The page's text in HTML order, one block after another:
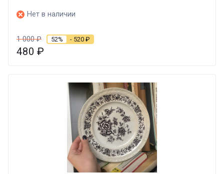
Нет в наличии
1 000₽ 52% - 520 ₽
480 ₽